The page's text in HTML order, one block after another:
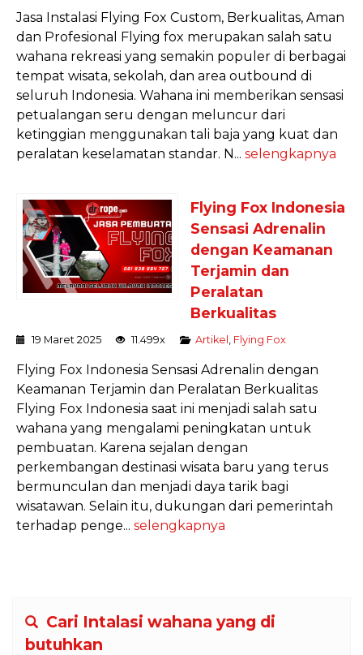
Jasa Instalasi Flying Fox Custom, Berkualitas, Aman
dan Profesional Flying fox merupakan salah satu
wahana rekreasi yang semakin populer di berbagai
tempat wisata, sekolah, dan area outbound di
seluruh Indonesia. Wahana ini memberikan sensasi
petualangan seru dengan meluncur dari
ketinggian menggunakan tali baja yang kuat dan
peralatan keselamatan standar. N... selengkapnya
Flying Fox Indonesia
Sensasi Adrenalin
dengan Keamanan
Terjamin dan
Peralatan
Berkualitas
19 Maret 2025 11.499x Artikel Flying Fox
Flying Fox Indonesia Sensasi Adrenalin dengan
Keamanan Terjamin dan Peralatan Berkualitas
Flying Fox Indonesia saat ini menjadi salah satu
wahana yang mengalami peningkatan untuk
pembuatan. Karena sejalan dengan
perkembangan destinasi wisata baru yang terus
bermunculan dan menjadi daya tarik bagi
wisatawan. Selain itu, dukungan dari pemerintah
terhadap penge... selengkapnya
Cari Intalasi wahana yang di
butuhkan